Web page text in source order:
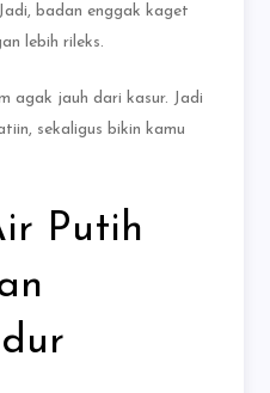
badan enggak kaget
lebih rileks.
agak jauh dari kasur. Jadi
sekaligus bikin kamu
Putih